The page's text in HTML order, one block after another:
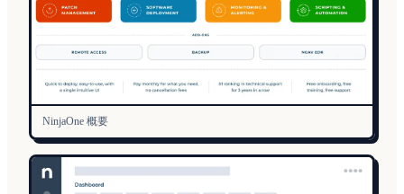
NinjaOne 概要